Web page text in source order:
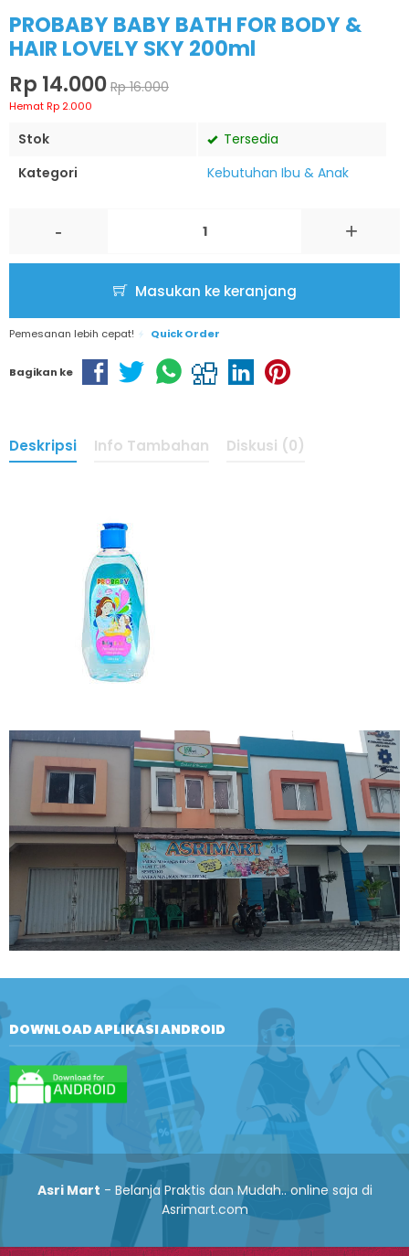
PROBABY BABY BATH FOR BODY &
HAIR LOVELY SKY 200ml
Rp 14.000 Rp 16.000
Hemat Rp 2.000
Stok
Tersedia
Kategori
Kebutuhan Ibu & Anak
- +
Masukan ke keranjang
Pemesanan lebih cepat! Quick Order
Bagikan ke
Deskripsi Info Tambahan Diskusi (0)
DOWNLOAD APLIKASI ANDROID
Asri Mart - Belanja Praktis dan Mudah.. online saja di
Asrimart.com